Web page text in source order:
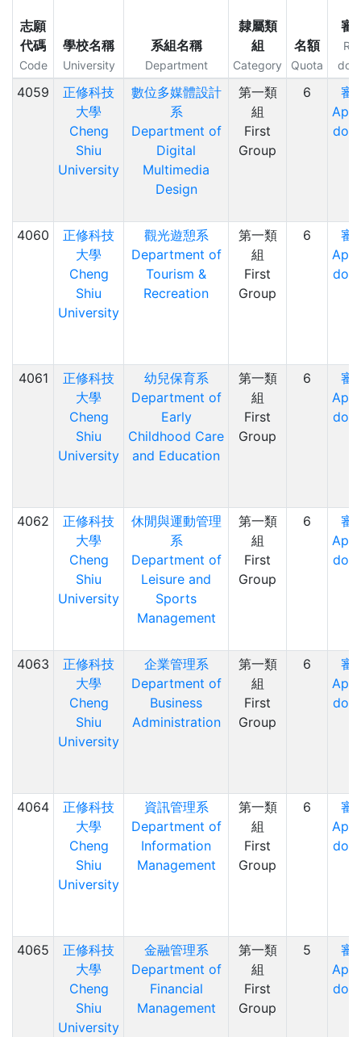
志願
代碼
Code
學校名稱
University
系組名稱
Department
隸屬類
組
Category
名額
Quota
審
4059
正修科技
大學
Cheng
Shiu
University
數位多媒體設計
系
Department of
Digital
Multimedia
Design
第一類
組
First
Group
6
審
4060
正修科技
大學
Cheng
Shiu
University
觀光遊憩系
Department of
Tourism &
Recreation
第一類
組
First
Group
6
審
4061
正修科技
大學
Cheng
Shiu
University
幼兒保育系
Department of
Early
Childhood Care
and Education
第一類
組
First
Group
6
審
4062
正修科技
大學
Cheng
Shiu
University
休閒與運動管理
系
Department of
Leisure and
Sports
Management
第一類
組
First
Group
6
審
4063
正修科技
大學
Cheng
Shiu
University
企業管理系
Department of
Business
Administration
第一類
組
First
Group
6
審
4064
正修科技
大學
Cheng
Shiu
University
資訊管理系
Department of
Information
Management
第一類
組
First
Group
6
審
4065
正修科技
大學
Cheng
Shiu
University
金融管理系
Department of
Financial
Management
第一類
組
First
Group
5
審